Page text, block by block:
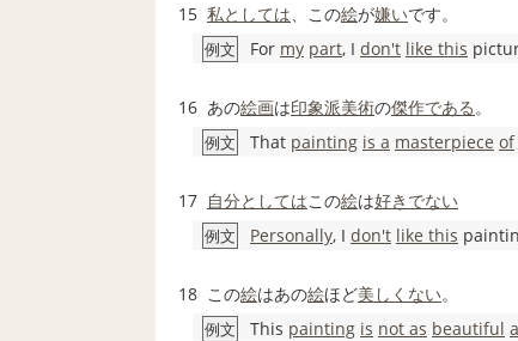
15 私としては 、この絵が嫌いです。
例文 For my part, I don't like this
16 あの絵画は印象派美術の傑作である 。
例文 That painting is a masterpiece of
17 自分としてはこの絵は好き でない
例文 Personally, I don't like this
18 この絵はあの絵ほど美しくない。
例文 This painting is not as beautiful